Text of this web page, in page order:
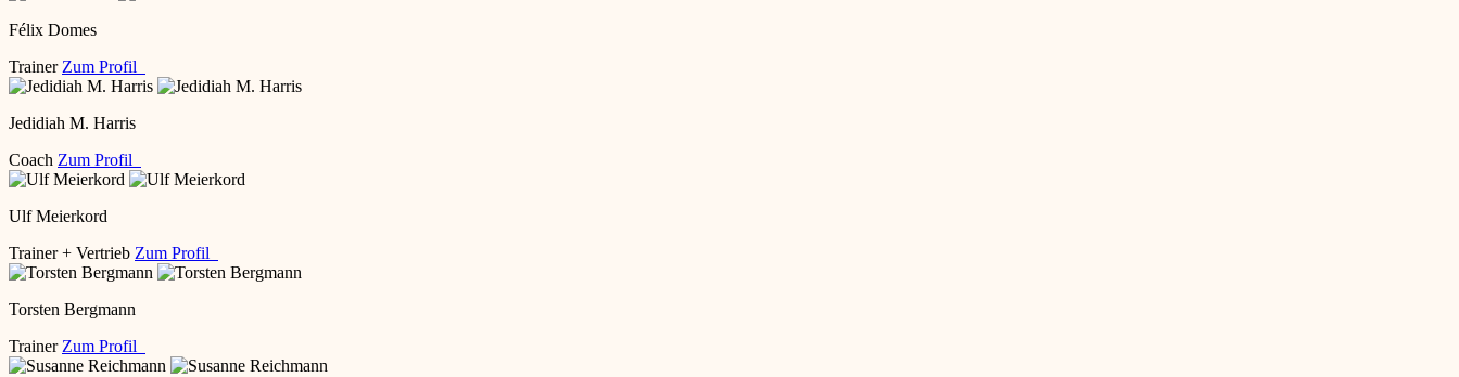
Félix Domes
Trainer Zum Profil
Jedidiah M. Harris
Coach Zum Profil
Ulf Meierkord
Trainer + Vertrieb Zum Profil
Torsten Bergmann
Trainer Zum Profil